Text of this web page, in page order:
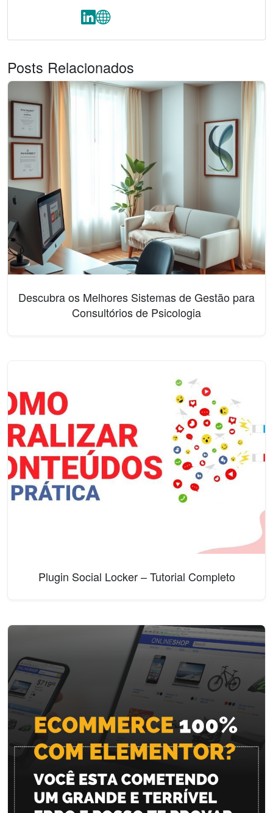
Posts Relacionados
Descubra os Melhores Sistemas de Gestão para
Consultórios de Psicologia
Plugin Social Locker – Tutorial Completo